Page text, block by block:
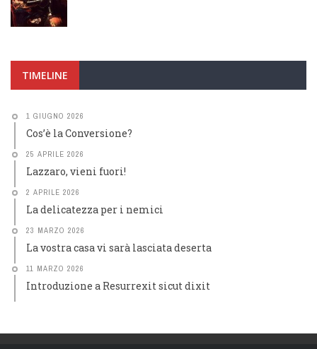
TIMELINE
1 GIUGNO 2026
Cos’è la Conversione?
25 APRILE 2026
Lazzaro, vieni fuori!
2 APRILE 2026
La delicatezza per i nemici
23 MARZO 2026
La vostra casa vi sarà lasciata deserta
11 MARZO 2026
Introduzione a Resurrexit sicut dixit